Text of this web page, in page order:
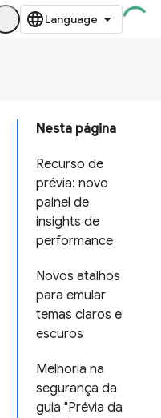
Nesta página
Recurso de
prévia: novo
painel de
insights de
performance
Novos atalhos
para emular
temas claros e
escuros
Melhoria na
segurança da
guia "Prévia da